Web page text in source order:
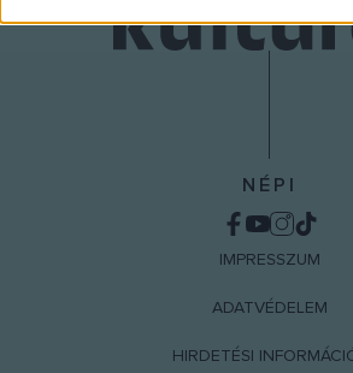
related to functionality of the website
I want to allow Google to enable
related to security, including
functionality and fraud prevention,
NÉPI
IMPRESSZUM
ADATVÉDELEM
HIRDETÉSI